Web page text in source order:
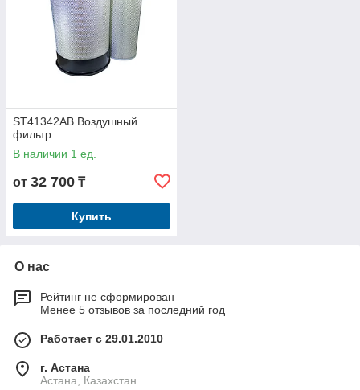
ST41342AB Воздушный
фильтр
В наличии 1 ед.
от 32 700 ₸
Купить
О нас
Рейтинг не сформирован
Менее 5 отзывов за последний год
Работает с 29.01.2010
г. Астана
Астана, Казахстан